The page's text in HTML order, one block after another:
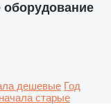
дешевые Год
старые